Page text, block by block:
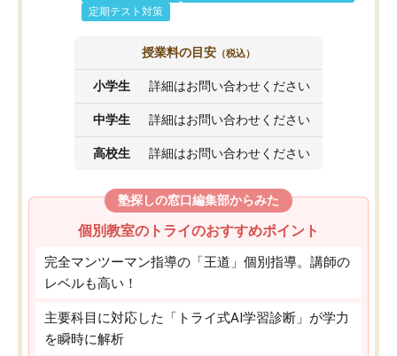
定期テスト対策
授業料の目安 （税込）
小学生 詳細はお問い合わせください
中学生 詳細はお問い合わせください
高校生 詳細はお問い合わせください
塾探しの窓口編集部からみた
個別教室のトライのおすすめポイント
完全マンツーマン指導の「王道」個別指導。講師の
レベルも高い！
主要科目に対応した「トライ式AI学習診断」が学力
を瞬時に解析